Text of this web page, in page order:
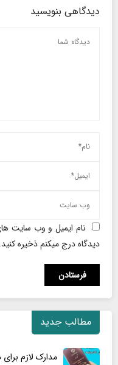
دیدگاهی بنویسید
نام ایمیل و وب سایت
دیدگاه درج میکنم ذخیره کنید.
مطالب جدید
مدارک لازم برای